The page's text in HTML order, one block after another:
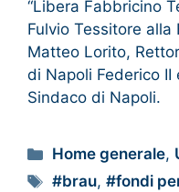
“Libera Fabbricino
Fulvio Tessitore alla
Matteo Lorito,
di Napoli Federico
Sindaco di Napoli.
Home generale,
#brau,#fondi